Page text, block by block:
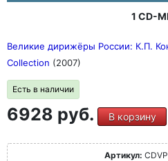
1 CD-
Великие дирижёры России: К.П.
Collection (2007)
Есть в наличии
6928 руб. В корзину
Артикул: